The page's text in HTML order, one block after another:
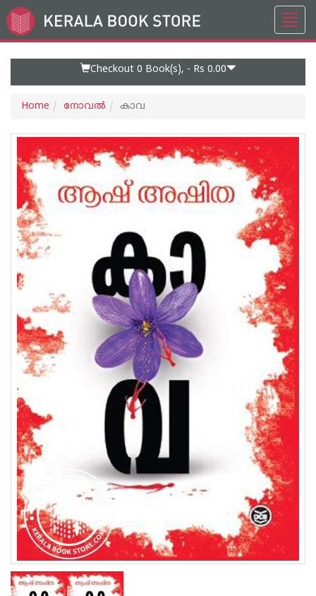
Go
to
Checkout 0 Book(s), - Rs 0.00
Home നോവല്‍ കാവ